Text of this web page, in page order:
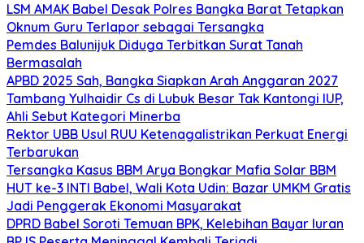
LSM AMAK Babel Desak Polres Bangka Barat Tetapkan
Oknum Guru Terlapor sebagai Tersangka
Pemdes Balunijuk Diduga Terbitkan Surat Tanah
Bermasalah
APBD 2025 Sah, Bangka Siapkan Arah Anggaran 2027
Tambang Yulhaidir Cs di Lubuk Besar Tak Kantongi IUP,
Ahli Sebut Kategori Minerba
Rektor UBB Usul RUU Ketenagalistrikan Perkuat Energi
Terbarukan
Tersangka Kasus BBM Arya Bongkar Mafia Solar BBM
HUT ke-3 INTI Babel, Wali Kota Udin: Bazar UMKM Gratis
Jadi Penggerak Ekonomi Masyarakat
DPRD Babel Soroti Temuan BPK, Kelebihan Bayar Iuran